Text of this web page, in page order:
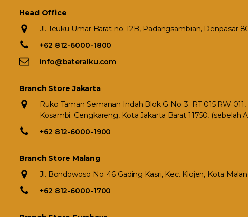
Head Office
Jl. Teuku Umar Barat no. 12B, Padangsambian, Denpasar
+62 812-6000-1800
info@bateraiku.com
Branch Store Jakarta
Ruko Taman Semanan Indah Blok G No. 3. RT 015 RW
Kosambi. Cengkareng, Kota Jakarta Barat 11750, (sebelah
+62 812-6000-1900
Branch Store Malang
Jl. Bondowoso No. 46 Gading Kasri, Kec. Klojen, Kota
+62 812-6000-1700